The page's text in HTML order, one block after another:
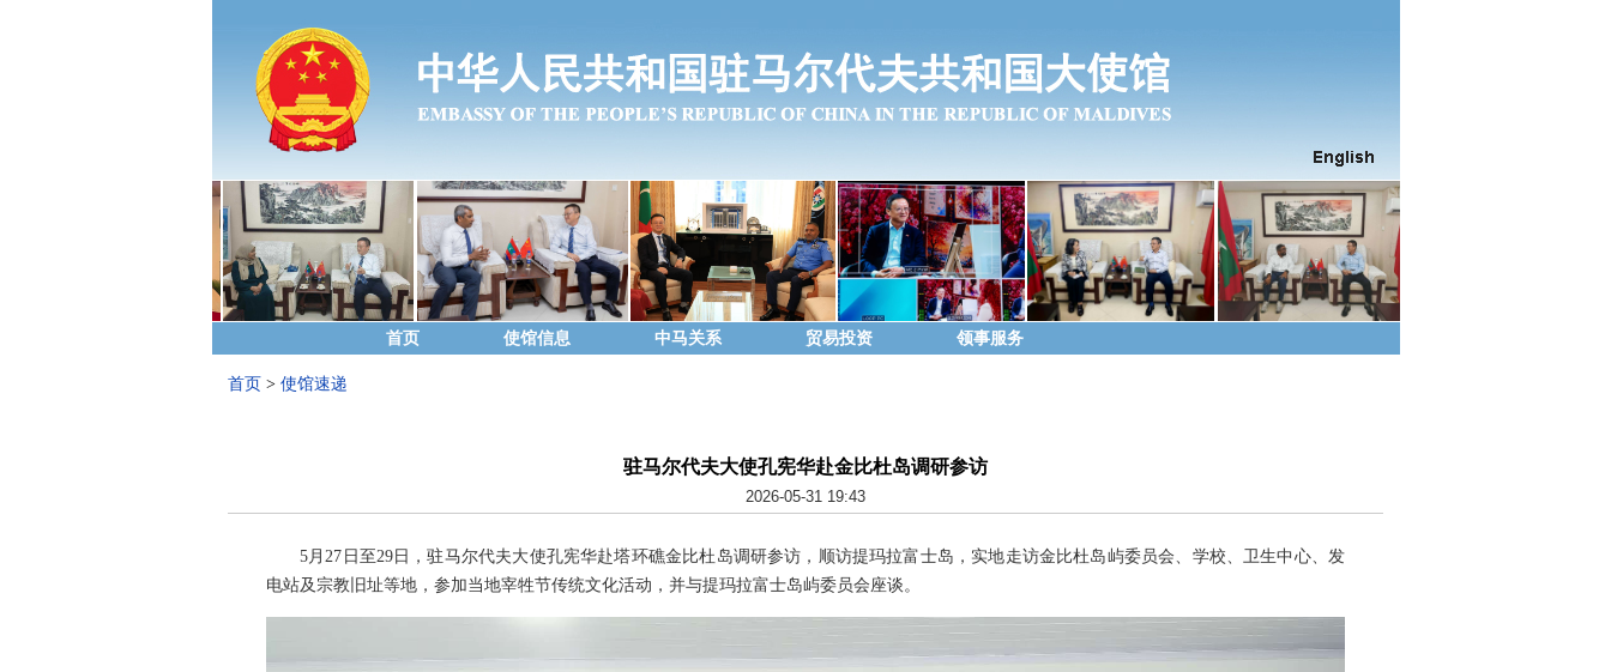
首页 使馆信息 中马关系 贸易投资 领事服务
首页 > 使馆速递
驻马尔代夫大使孔宪华赴金比杜岛调研参访
2026-05-31 19:43
5月27日至29日，驻马尔代夫大使孔宪华赴塔环礁金比杜岛调研参访，顺访提玛拉富士岛，实地走访金比杜岛屿委员会、学校、卫生中心、发
电站及宗教旧址等地，参加当地宰牲节传统文化活动，并与提玛拉富士岛屿委员会座谈。